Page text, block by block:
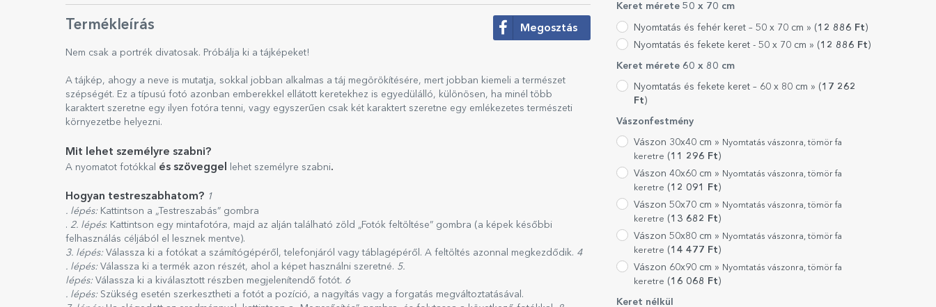
Keret mérete 50 x 70 cm
Nyomtatás és fehér keret – 50 x 70 cm » (12 886 Ft)
Nyomtatás és fekete keret - 50 x 70 cm » ( 12 886 Ft )
Keret mérete 60 x 80 cm
Nyomtatás és fekete keret – 60 x 80 cm » ( 17 262
Ft )
Vászonfestmény
Vászon 30x40 cm » Nyomtatás vászonra, tömör fa
keretre ( 11 296 Ft )
Vászon 40x60 cm » Nyomtatás vászonra, tömör fa
keretre ( 12 091 Ft )
Vászon 50x70 cm » Nyomtatás vászonra, tömör fa
keretre ( 13 682 Ft )
Vászon 50x80 cm » Nyomtatás vászonra, tömör fa
keretre ( 14 477 Ft )
Vászon 60x90 cm » Nyomtatás vászonra, tömör fa
keretre ( 16 068 Ft )
Keret nélkül
Termékleírás Megosztás
Nem csak a portrék divatosak. Próbálja ki a tájképeket!
A tájkép, ahogy a neve is mutatja, sokkal jobban alkalmas a táj megörökítésére, mert jobban kiemeli a természet
szépségét. Ez a típusú fotó azonban emberekkel ellátott keretekhez is egyedülálló, különösen, ha minél több
karaktert szeretne egy ilyen fotóra tenni, vagy egyszerűen csak két karaktert szeretne egy emlékezetes természeti
környezetbe helyezni.
Mit lehet személyre szabni?
A nyomatot fotókkal és szöveggel lehet személyre szabni.
Hogyan testreszabhatom? 1
. lépés: Kattintson a „Testreszabás” gombra
. 2. lépés: Kattintson egy mintafotóra, majd az alján található zöld „Fotók feltöltése” gombra (a képek későbbi
felhasználás céljából el lesznek mentve).
3. lépés: Válassza ki a fotókat a számítógépéről, telefonjáról vagy táblagépéről. A feltöltés azonnal megkezdődik. 4
. lépés: Válassza ki a termék azon részét, ahol a képet használni szeretné. 5.
lépés: Válassza ki a kiválasztott részben megjelenítendő fotót. 6
. lépés: Szükség esetén szerkesztheti a fotót a pozíció, a nagyítás vagy a forgatás megváltoztatásával.